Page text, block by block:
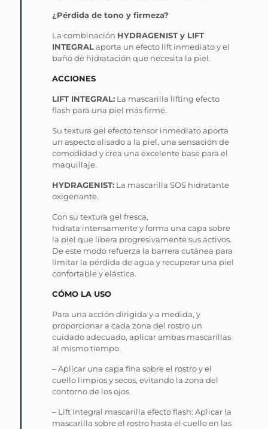
¿Pérdida de tono y firmeza?
La combinación HYDRAGENIST y LIFT
INTEGRALaporta un efecto lift inmediato y el
baño de hidratación que necesita la piel.
ACCIONES
LIFT INTEGRAL: La mascarilla lifting efecto
flash para una piel más firme.
Su textura gel efecto tensor inmediato aporta
un aspecto alisado a la piel, una sensación de
comodidad y crea una excelente base para el
maquillaje.
HYDRAGENIST: La mascarilla SOS hidratante
oxigenante.
Con su textura gel fresca,
hidrata intensamente y forma una capa sobre
la piel que libera progresivamente sus activos.
De este modo refuerza la barrera cutánea para
limitar la pérdida de agua y recuperar una piel
confortable y elástica.
CÓMO LA USO
Para una acción dirigida y a medida, y
proporcionar a cada zona del rostro un
cuidado adecuado, aplicar ambas mascarillas
al mismo tiempo.
– Aplicar una capa fina sobre el rostro y el
cuello limpios y secos, evitando la zona del
contorno de los ojos.
– Lift Integral mascarilla efecto flash: Aplicar la
mascarilla sobre el rostro hasta el cuello en las